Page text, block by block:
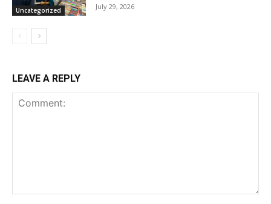
Uncategorized July 29, 2026
LEAVE A REPLY